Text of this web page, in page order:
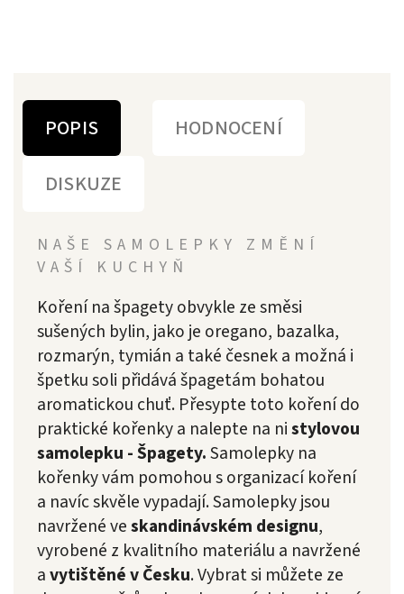
POPIS
HODNOCENÍ
DISKUZE
NAŠE SAMOLEPKY ZMĚNÍ
VAŠÍ KUCHYŇ
Koření na špagety obvykle ze směsi
sušených bylin, jako je oregano, bazalka,
rozmarýn, tymián a také česnek a možná i
špetku soli přidává špagetám bohatou
aromatickou chuť. Přesypte toto koření do
praktické kořenky a nalepte na nistylovou
samolepku - Špagety.Samolepky na
kořenky vám pomohou s organizací koření
a navíc skvěle vypadají. Samolepky jsou
navržené veskandinávském designu,
vyrobené z kvalitního materiálu a navržené
avytištěné v Česku. Vybrat si můžete ze